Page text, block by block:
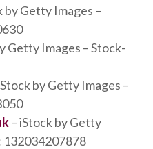
by Getty Images –
Getty Images – Stock-
by Getty Images –
– iStock by Getty
132034207878